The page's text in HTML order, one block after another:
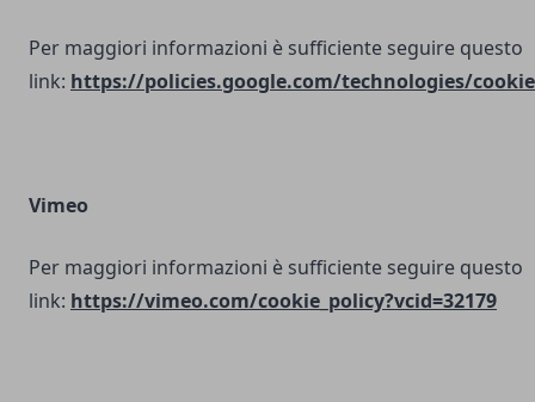
Per maggiori informazioni è sufficiente seguire questo
link: https://policies.google.com/technologies/
Vimeo
Per maggiori informazioni è sufficiente seguire questo
link: https://vimeo.com/cookie_policy?vcid=32179